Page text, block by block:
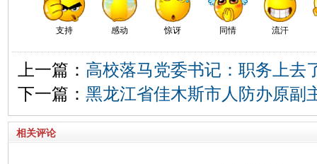
支持 感动 惊讶 同情 流汗
上一篇： 高校落马党委书记：职务上去
下一篇： 黑龙江省佳木斯市人防办原副
相关评论